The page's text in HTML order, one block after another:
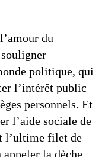
du
politique, qui
l’intérêt public
personnels. Et
l’aide sociale de
l’ultime filet de
la dèche.